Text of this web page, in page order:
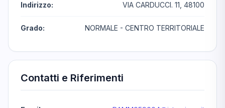
Indirizzo: VIA CARDUCCI. 11, 48100
Grado: NORMALE - CENTRO TERRITORIALE
Contatti e Riferimenti